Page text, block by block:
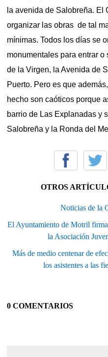
la avenida de Salobreña. El
organizar las obras de tal
mínimas. Todos los días se
monumentales para entrar
de la Virgen, la Avenida de
Puerto. Pero es que
hecho son caóticos porque
barrio de Las Explanadas y
Salobreña y la Ronda del
OTROS
Noticias de la
El Ayuntamiento de Motril
la Asociación
Más de medio centenar de
los asistentes a las
0 COMENTARIOS